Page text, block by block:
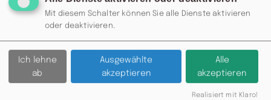
Mit diesem Schalter können Sie alle Dienste aktivieren
oder deaktivieren.
Ich lehne
ab
Ausgewählte
akzeptieren
Alle
akzeptieren
Realisiert mit Klaro!